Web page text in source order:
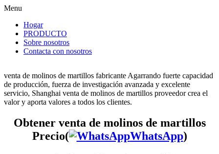
Menu
Hogar
PRODUCTO
Sobre nosotros
Contacta con nosotros
venta de molinos de martillos fabricante Agarrando fuerte capacidad
de producción, fuerza de investigación avanzada y excelente
servicio, Shanghai venta de molinos de martillos proveedor crea el
valor y aporta valores a todos los clientes.
Obtener venta de molinos de martillos
Precio(
WhatsApp)